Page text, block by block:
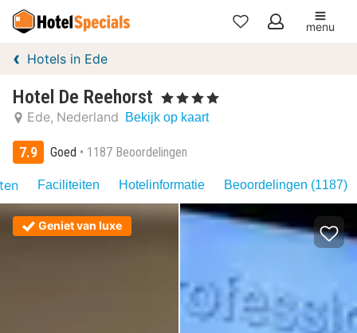
Mijn
menu
Hotels in Ede
Hotel De Reehorst , 4 Sterren
Ede Nederland Bekijk op kaart
7.9 Goed 1187 Beoordelingen
Faciliteiten Hotelinformatie Beoordelingen (1187)
Geniet van luxe